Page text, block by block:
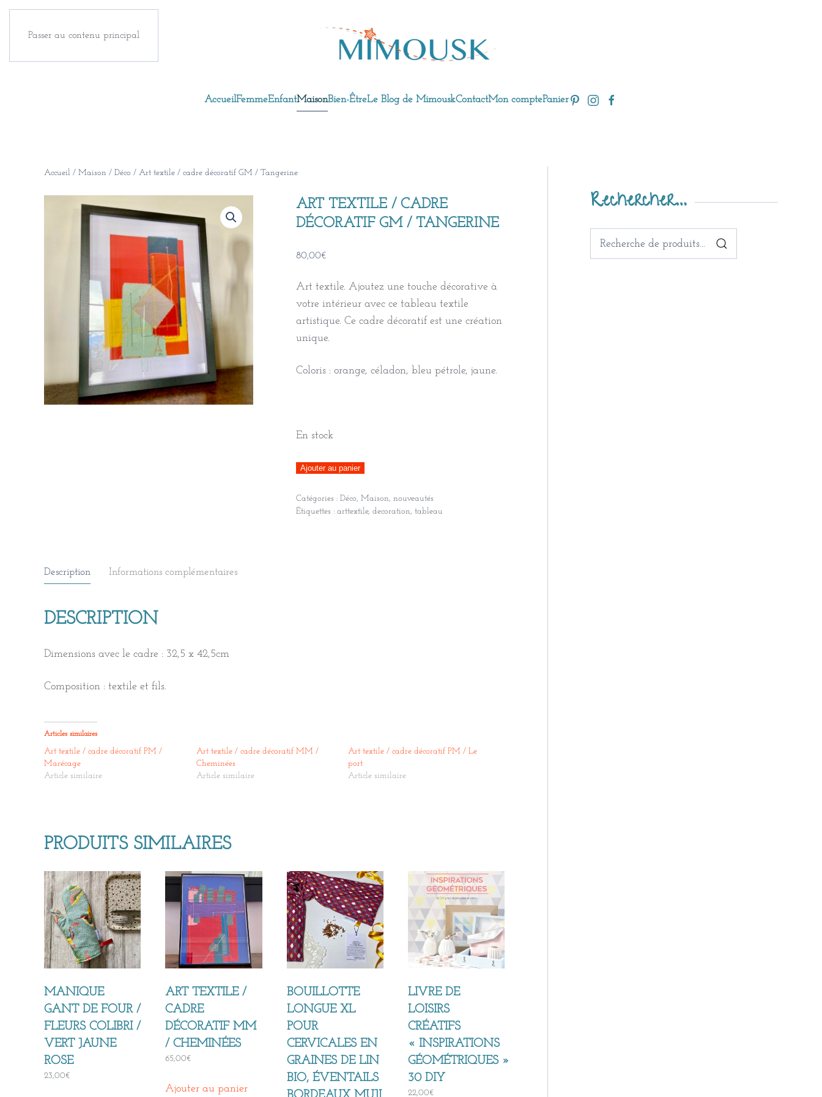
Passer au contenu principal
AccueilFemmeEnfantMaisonBien-ÊtreLe Blog de MimouskContactMon comptePanier
Accueil / Maison / Déco / Art textile / cadre décoratif GM / Tangerine
ART TEXTILE / CADRE
DÉCORATIF GM / TANGERINE
80,00€
Art textile. Ajoutez une touche décorative à
votre intérieur avec ce tableau textile
artistique. Ce cadre décoratif est une création
unique.
Coloris : orange, céladon, bleu pétrole, jaune.
En stock
quantité
Art
textile
Ajouter au panier
Catégories : Déco, Maison, nouveautés
Étiquettes : arttextile, decoration, tableau
Description Informations complémentaires
DESCRIPTION
Dimensions avec le cadre : 32,5 x 42,5cm
Composition : textile et fils.
Articles similaires
Art textile / cadre décoratif PM /
Marécage
Article similaire
Art textile / cadre décoratif MM /
Cheminées
Article similaire
Art textile / cadre décoratif PM / Le
port
Article similaire
PRODUITS SIMILAIRES
MANIQUE
GANT DE FOUR /
FLEURS COLIBRI /
VERT JAUNE
ROSE
23,00€
ART TEXTILE /
CADRE
DÉCORATIF MM
/ CHEMINÉES
65,00€
Ajouter au panier
BOUILLOTTE
LONGUE XL
POUR
CERVICALES EN
GRAINES DE LIN
BIO, ÉVENTAILS
LIVRE DE
LOISIRS
CRÉATIFS
« INSPIRATIONS
GÉOMÉTRIQUES »
30 DIY
22,00€
Rechercher…
Recherche